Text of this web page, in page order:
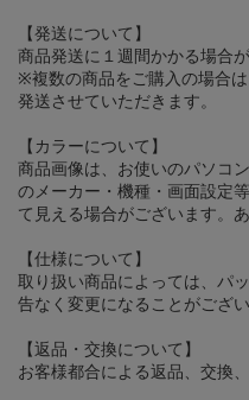
【発送について】
商品発送に１週間かかる場合が
※複数の商品をご購入の場合
発送させていただきます。
【カラーについて】
商品画像は、お使いのパソコ
のメーカー・機種・画面設定
て見える場合がございます。
【仕様について】
取り扱い商品によっては、パ
告なく変更になることがござい
【返品・交換について】
お客様都合による返品、交換